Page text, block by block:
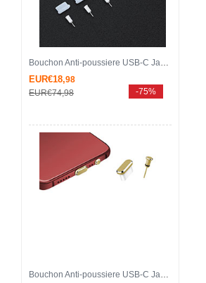
Bouchon Anti-poussiere USB-C Jack Type-C Universel 5PCS H02 pour Apple iPhone 15 Pro Blanc
EUR€18,98
EUR€74,98 -75%
Bouchon Anti-poussiere USB-C Jack Type-C Universel H17 pour Apple iPhone 15 Pro Or